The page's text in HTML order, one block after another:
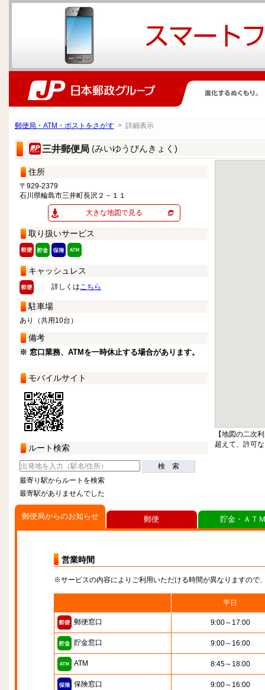
郵便局・ATM・ポストをさがす > 詳細表示
三井郵便局 (みいゆうびんきょく)
住所
〒929-2379
石川県輪島市三井町長沢２－１１
大きな地図で見る
取り扱いサービス
キャッシュレス
詳しくはこちら
駐車場
あり（共用10台）
備考
※ 窓口業務、ATMを一時休止する場合があります。
モバイルサイト
ルート検索
検 索
最寄り駅からルートを検索
最寄駅がありませんでした
【地図の二次
超えて、許可
郵便局からのお知らせ
営業時間
※サービスの内容によりご利用いただける時間が異なりますので
平日
郵便窓口 9:00～17:00
貯金窓口 9:00～16:00
ATM 8:45～18:00
保険窓口 9:00～16:00
郵便 貯金・ＡＴ